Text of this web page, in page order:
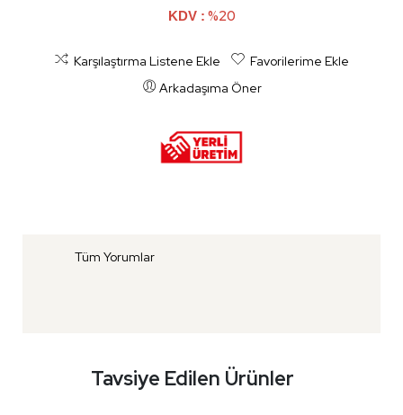
KDV : %20
Karşılaştırma Listene Ekle
Favorilerime Ekle
Arkadaşıma Öner
Tüm Yorumlar
Tavsiye Edilen Ürünler